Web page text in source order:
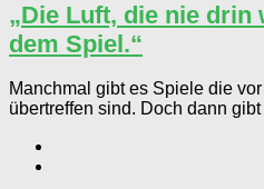
„Die Luft, die nie drin
dem Spiel.“
Manchmal gibt es Spiele die
übertreffen sind. Doch dann gibt